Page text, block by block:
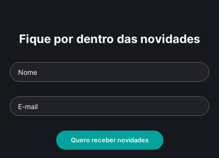
Fique por dentro das novidades
Quero receber novidades